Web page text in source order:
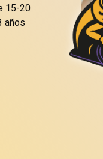
15-20
años